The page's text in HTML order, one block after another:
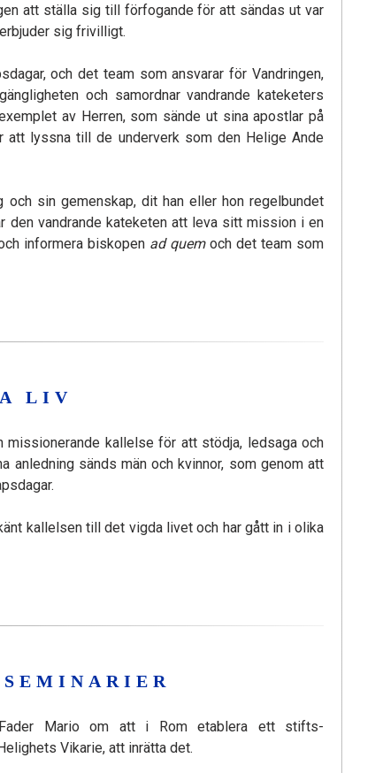
att ställa sig till förfogande för att sändas ut var
sig frivilligt.
och det team som ansvarar för Vandringen,
och samordnar vandrande kateketers
av Herren, som sände ut sina apostlar på
lyssna till de underverk som den Helige Ande
sin gemenskap, dit han eller hon regelbundet
den vandrande kateketen att leva sitt mission i en
informera biskopen ad quemoch det team som
LIV
missionerande kallelse för att stödja, ledsaga och
anledning sänds män och kvinnor, som genom att
kallelsen till det vigda livet och har gått in i olika
Fader Mario om att i Rom etablera ett stifts-
Vikarie, att inrätta det.